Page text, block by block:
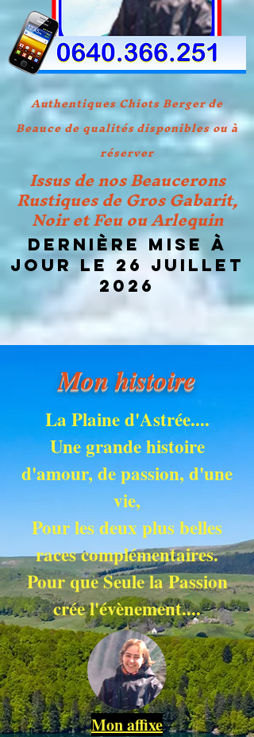
Authentiques Chiots Berger de
Beauce de qualités disponibles ou à
réserver
Issus de nos Beaucerons
Rustiques de Gros Gabarit,
Noir et Feu ou Arlequin
Dernière mise à
jour le 26 JUILLET
2026
Mon histoire
La Plaine d'Astrée....
Une grande histoire
d'amour, de passion, d'une
vie,
Pour les deux plus belles
races complémentaires.
Pour que Seule la Passion
crée l'évènement....
Mon affixe